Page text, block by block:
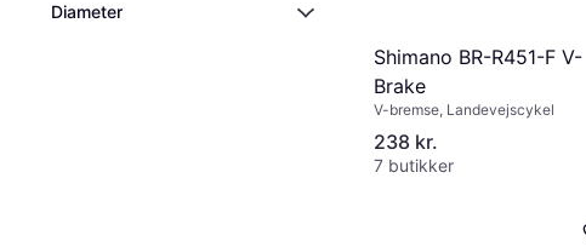
Diameter
Shimano BR-R451-F V-
Brake
V-bremse, Landevejscykel
238 kr.
7 butikker